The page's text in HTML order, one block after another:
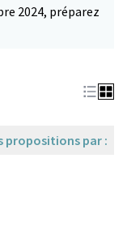
2024, préparez
propositions par :